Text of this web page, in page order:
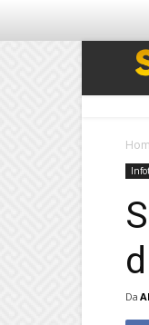
Da